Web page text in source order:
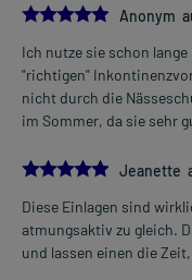
5.0Anonym
Ich nutze sie schon
"richtigen"
nicht durch die
im Sommer, da sie sehr
5.0
Jeanette
Diese Einlagen sind
atmungsaktiv zu gleich.
und lassen einen die